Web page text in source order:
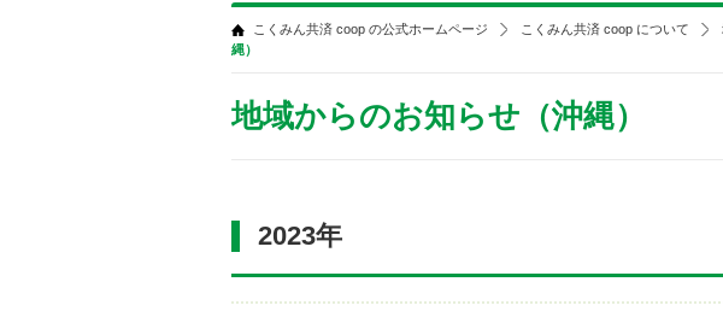
こくみん共済 coop の公式ホームページ こくみん共済 coop について
縄）
地域からのお知らせ（沖縄）
2023年